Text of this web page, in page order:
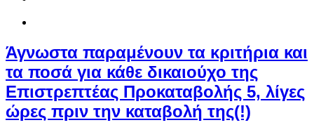
Άγνωστα παραμένουν τα κριτήρια και
τα ποσά για κάθε δικαιούχο της
Επιστρεπτέας Προκαταβολής 5, λίγες
ώρες πριν την καταβολή της(!)